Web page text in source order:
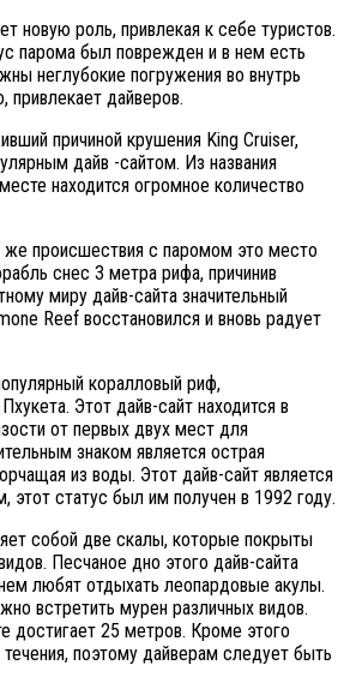
новую роль, привлекая к себе туристов.
парома был поврежден и в нем есть
неглубокие погружения во внутрь
привлекает дайверов.
причиной крушения King Cruiser,
дайв -сайтом. Из названия
находится огромное количество
же происшествия с паромом это место
снес 3 метра рифа, причинив
миру дайв-сайта значительный
Reef восстановился и вновь радует
коралловый риф,
Этот дайв-сайт находится в
от первых двух мест для
знаком является острая
из воды. Этот дайв-сайт является
этот статус был им получен в 1992 году.
собой две скалы, которые покрыты
Песчаное дно этого дайв-сайта
любят отдыхать леопардовые акулы.
встретить мурен различных видов.
достигает 25 метров. Кроме этого
поэтому дайверам следует быть